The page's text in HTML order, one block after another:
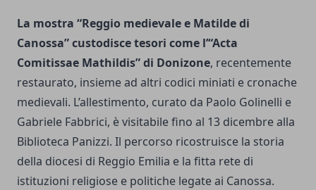
La mostra “Reggio medievale e Matilde di
Canossa” custodisce tesori come l’“Acta
Comitissae Mathildis” di Donizone, recentemente
restaurato, insieme ad altri codici miniati e cronache
medievali. L’allestimento, curato da Paolo Golinelli e
Gabriele Fabbrici, è visitabile fino al 13 dicembre alla
Biblioteca Panizzi. Il percorso ricostruisce la storia
della diocesi di Reggio Emilia e la fitta rete di
istituzioni religiose e politiche legate ai Canossa.